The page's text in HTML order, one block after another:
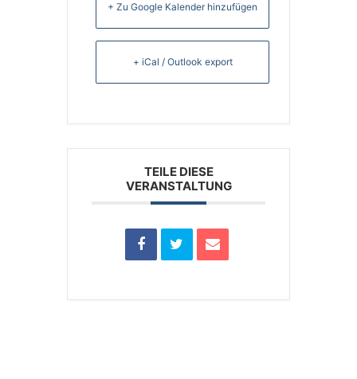
+ Zu Google Kalender hinzufügen
+ iCal / Outlook export
TEILE DIESE
VERANSTALTUNG